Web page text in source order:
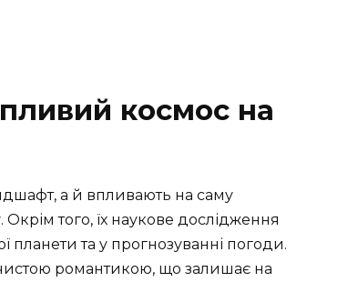
космос на
а й впливають на саму
того, їх наукове дослідження
планети та у прогнозуванні погоди.
романтикою, що залишає на